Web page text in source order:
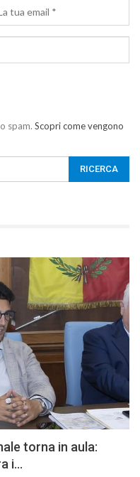
spam. Scopri come vengono
torna in aula:
i…